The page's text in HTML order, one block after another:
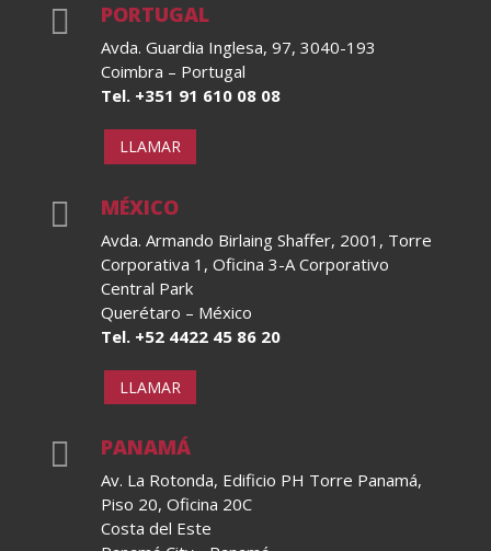
 PORTUGAL
Avda. Guardia Inglesa, 97, 3040-193
Coimbra – Portugal
Tel. +351 91 610 08 08
LLAMAR
 MÉXICO
Avda. Armando Birlaing Shaffer, 2001, Torre
Corporativa 1, Oficina 3-A Corporativo
Central Park
Querétaro – México
Tel. +52 4422 45 86 20
LLAMAR
 PANAMÁ
Av. La Rotonda, Edificio PH Torre Panamá,
Piso 20, Oficina 20C
Costa del Este